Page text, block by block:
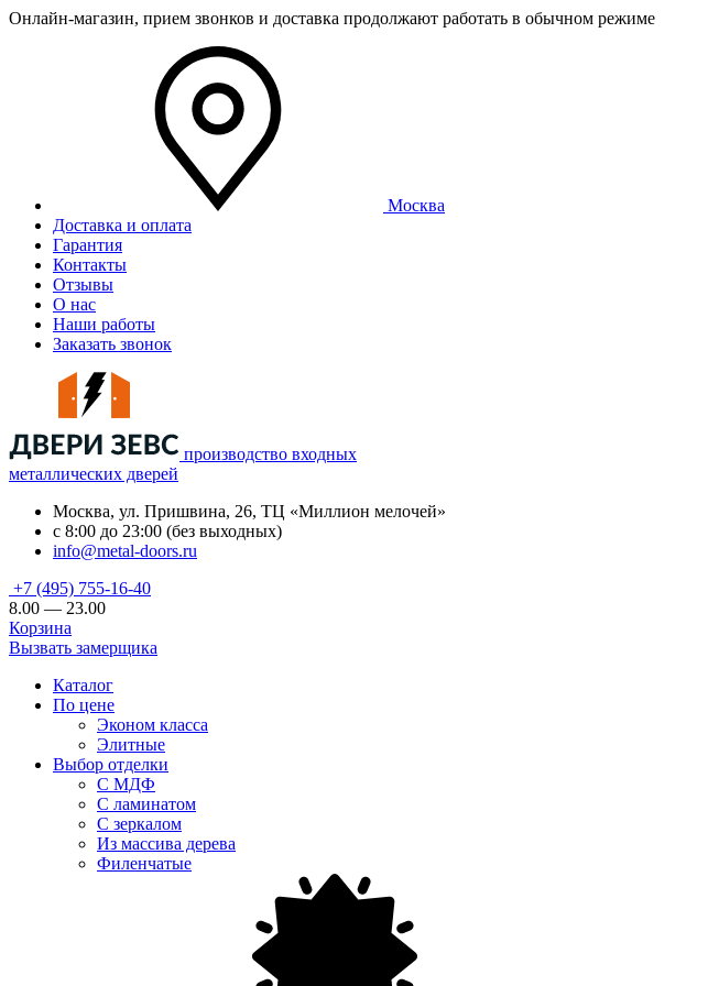
Онлайн-магазин, прием звонков и доставка продолжают работать в обычном режиме
Москва
Доставка и оплата
Гарантия
Контакты
Отзывы
О нас
Наши работы
Заказать звонок
производство входных
металлических дверей
Москва, ул. Пришвина, 26, ТЦ «Миллион мелочей»
с 8:00 до 23:00 (без выходных)
info@metal-doors.ru
+7 (495) 755-16-40
8.00 — 23.00
Корзина
Вызвать замерщика
Каталог
По цене
Эконом класса
Элитные
Выбор отделки
С МДФ
С ламинатом
С зеркалом
Из массива дерева
Филенчатые